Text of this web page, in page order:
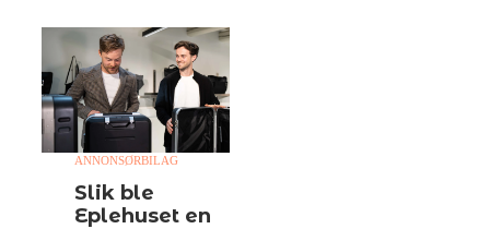
ANNONSØRBILAG
Slik ble
Eplehuset en